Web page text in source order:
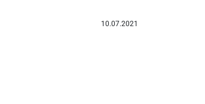
10.07.2021